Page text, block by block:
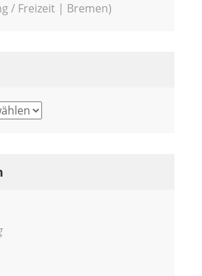
/ Freizeit | Bremen)